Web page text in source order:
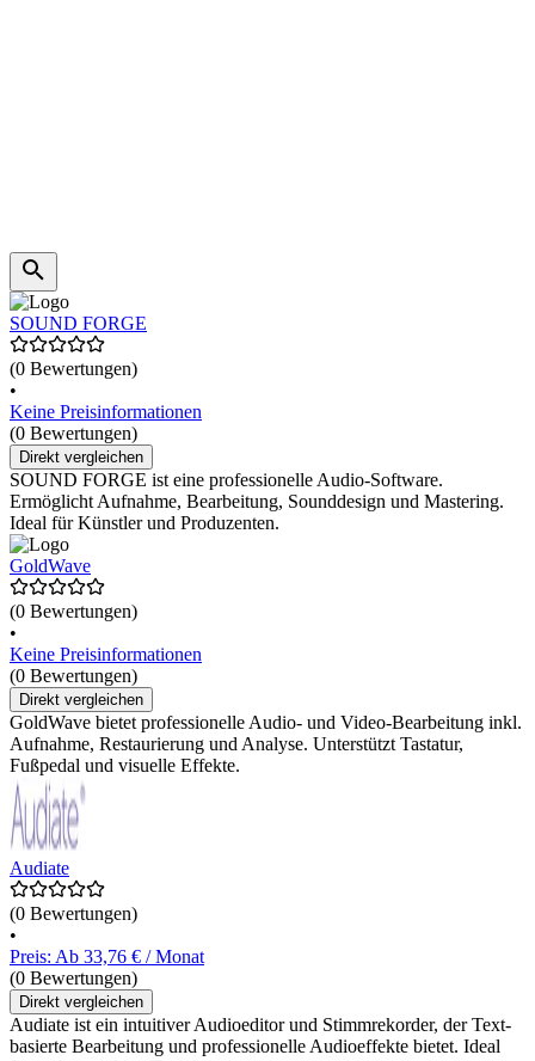
SOUND FORGE
(0 Bewertungen)
•
Keine Preisinformationen
(0 Bewertungen)
Direkt vergleichen
SOUND FORGE ist eine professionelle Audio-Software.
Ermöglicht Aufnahme, Bearbeitung, Sounddesign und Mastering.
Ideal für Künstler und Produzenten.
GoldWave
(0 Bewertungen)
•
Keine Preisinformationen
(0 Bewertungen)
Direkt vergleichen
GoldWave bietet professionelle Audio- und Video-Bearbeitung inkl.
Aufnahme, Restaurierung und Analyse. Unterstützt Tastatur,
Fußpedal und visuelle Effekte.
Audiate
(0 Bewertungen)
•
Preis: Ab 33,76 € / Monat
(0 Bewertungen)
Direkt vergleichen
Audiate ist ein intuitiver Audioeditor und Stimmrekorder, der Text-
basierte Bearbeitung und professionelle Audioeffekte bietet. Ideal